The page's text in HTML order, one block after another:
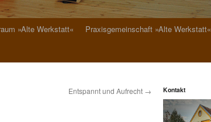
»Alte Werkstatt« Praxisgemeinschaft »Alte Werkstatt«
Entspannt und Aufrecht → Kontakt